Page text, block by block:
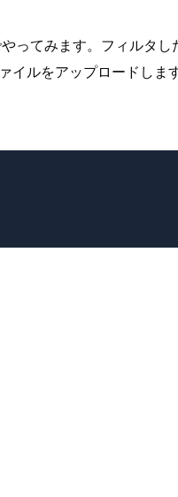
ってみます。フィルタ
ルをアップロードします